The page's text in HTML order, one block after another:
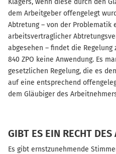
Klägers, wenn diese durch den
dem Arbeitgeber offengelegt
Abtretung – von der Problematik
arbeitsvertraglicher
abgesehen – findet die
840 ZPO keine Anwendung. Es
gesetzlichen Regelung, die es
auf eine entsprechend
dem Gläubiger des
GIBT ES EIN RECHT DES
Es gibt ernstzunehmende